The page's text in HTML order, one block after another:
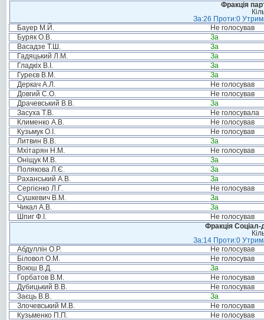
Фракція
За:26 Проти:0
Бауер М.Й.
Не голосував
Буряк О.В.
За
Васадзе Т.Ш.
За
Гадяцький Л.М.
За
Гладкіх В.І.
За
Гуреєв В.М.
За
Деркач А.Л.
Не голосував
Довгий С.О.
Не голосував
Драчевський В.В.
За
Засуха Т.В.
Не голосувала
Клименко А.В.
Не голосував
Кузьмук О.І.
Не голосував
Литвин В.В.
За
Мхітарян Н.М.
Не голосував
Оніщук М.В.
За
Полякова Л.Є.
За
Раханський А.В.
За
Сергієнко Л.Г.
Не голосував
Сушкевич В.М.
За
Чикал А.В.
За
Шпиг Ф.І.
Не голосував
Фракція Соціал-
За:14 Проти:0
Абдуллін О.Р.
Не голосував
Біловол О.М.
Не голосував
Воюш В.Д.
За
Горбатов В.М.
Не голосував
Дубицький В.В.
Не голосував
Заєць В.В.
За
Злочевський М.В.
Не голосував
Кузьменко П.П.
Не голосував